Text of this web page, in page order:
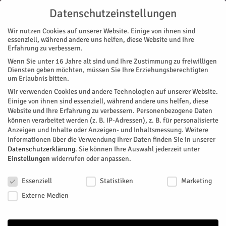
Start Stadtteile Barmen Endlich wieder offen
STADTTEILE BARMEN
Endlich wieder offen
An den Standorten Koslar, Barmen und Bourheim sind die
Kinder- und Jugendtreffs wieder geöffnet, teilt die Stadt
Jülich mit.
Von HERZOG Redaktion- Februar 5, 2025 294
Facebook Twitter
Datenschutzeinstellungen
Wir nutzen Cookies auf unserer Website. Einige von ihnen sind
essenziell, während andere uns helfen, diese Website und Ihre
Erfahrung zu verbessern.
Wenn Sie unter 16 Jahre alt sind und Ihre Zustimmung zu freiwilligen
Diensten geben möchten, müssen Sie Ihre Erziehungsberechtigten
um Erlaubnis bitten.
Wir verwenden Cookies und andere Technologien auf unserer Website.
Einige von ihnen sind essenziell, während andere uns helfen, diese
Website und Ihre Erfahrung zu verbessern. Personenbezogene Daten
können verarbeitet werden (z. B. IP-Adressen), z. B. für personalisierte
Anzeigen und Inhalte oder Anzeigen- und Inhaltsmessung. Weitere
Informationen über die Verwendung Ihrer Daten finden Sie in unserer
Datenschutzerklärung. Sie können Ihre Auswahl jederzeit unter
Einstellungen widerrufen oder anpassen.
Essenziell
Statistiken
Marketing
Externe Medien